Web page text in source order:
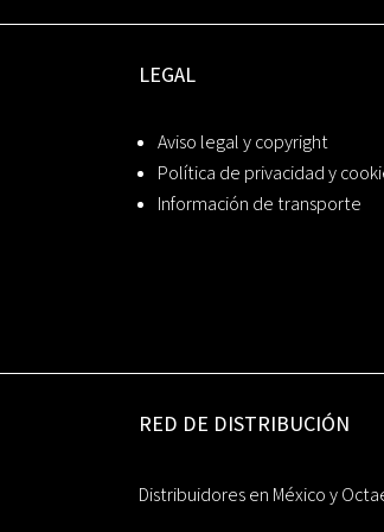
LEGAL
Aviso legal y copyright
Política de privacidad y
Información de transporte
RED DE DISTRIBUCIÓN
Distribuidores en México y